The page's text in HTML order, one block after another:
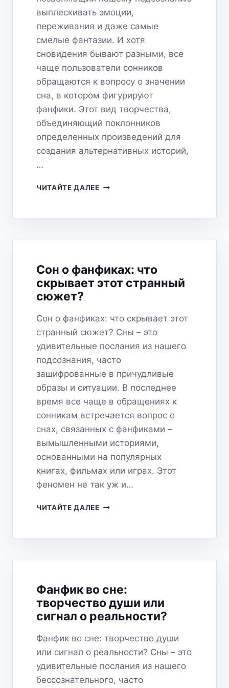
выплескивать эмоции,
переживания и даже самые
смелые фантазии. И хотя
сновидения бывают разными, все
чаще пользователи сонников
обращаются к вопросу о значении
сна, в котором фигурируют
фанфики. Этот вид творчества,
объединяющий поклонников
определенных произведений для
создания альтернативных историй,
…
ЧИТАЙТЕ ДАЛЕЕСОН
ПОГРУЖЕНИЕ
МИР
СКРЫТЫХ
ЖЕЛАНИЙ
Сон о фанфиках: что
скрывает этот странный
сюжет?
Сон о фанфиках: что скрывает этот
странный сюжет? Сны – это
удивительные послания из нашего
подсознания, часто
зашифрованные в причудливые
образы и ситуации. В последнее
время все чаще в обращениях к
сонникам встречается вопрос о
снах, связанных с фанфиками –
вымышленными историями,
основанными на популярных
книгах, фильмах или играх. Этот
феномен не так уж и…
ЧИТАЙТЕ ДАЛЕЕСОН
ЧТО
ЭТОТ
Фанфик во сне:
творчество души или
сигнал о реальности?
Фанфик во сне: творчество души
или сигнал о реальности? Сны – это
удивительные послания из нашего
бессознательного, часто